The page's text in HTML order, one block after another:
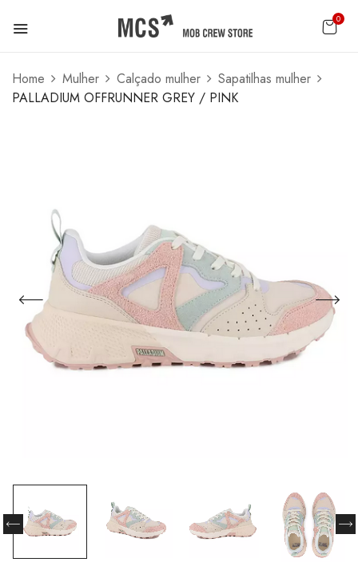
0
Home Mulher Calçado mulher
Sapatilhas mulher
PALLADIUM OFFRUNNER GREY / PINK